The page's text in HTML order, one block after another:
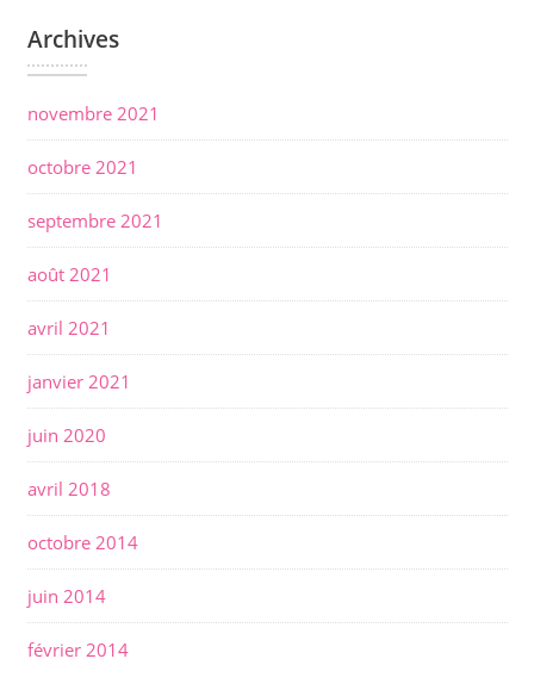
Archives
novembre 2021
octobre 2021
septembre 2021
août 2021
avril 2021
janvier 2021
juin 2020
avril 2018
octobre 2014
juin 2014
février 2014